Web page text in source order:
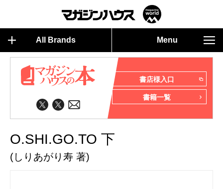
All Brands Menu
書店様入口
書籍一覧
O.SHI.GO.TO 下
(しりあがり寿 著)